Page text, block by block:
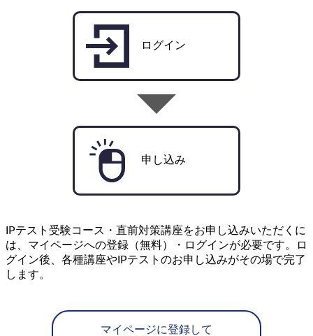
ログイン
申し込み
IPテスト受験コース・直前対策講座をお申し込みいただくに
は、マイページへの登録（無料）・ログインが必要です。ロ
グイン後、各種講座やIPテストのお申し込みがその場で完了
します。
マイページに登録して